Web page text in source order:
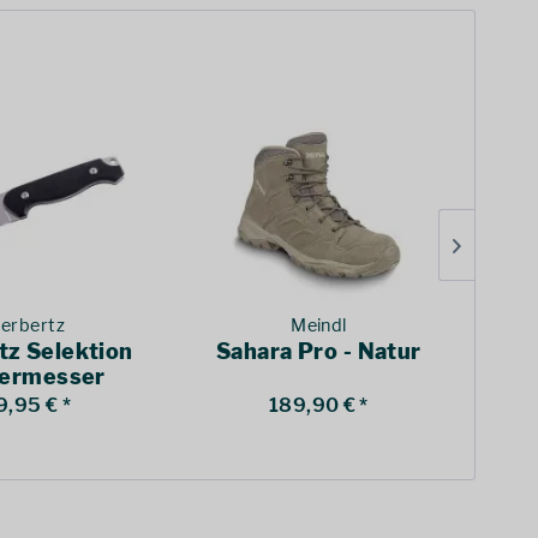
Selektion
€ *
Meindl
Sahara Pro - Natur
189,90 € *